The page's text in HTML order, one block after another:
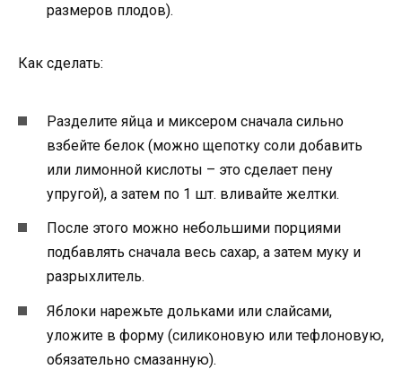
размеров плодов).
Как сделать:
Разделите яйца и миксером сначала сильно
взбейте белок (можно щепотку соли добавить
или лимонной кислоты – это сделает пену
упругой), а затем по 1 шт. вливайте желтки.
После этого можно небольшими порциями
подбавлять сначала весь сахар, а затем муку и
разрыхлитель.
Яблоки нарежьте дольками или слайсами,
уложите в форму (силиконовую или тефлоновую,
обязательно смазанную).